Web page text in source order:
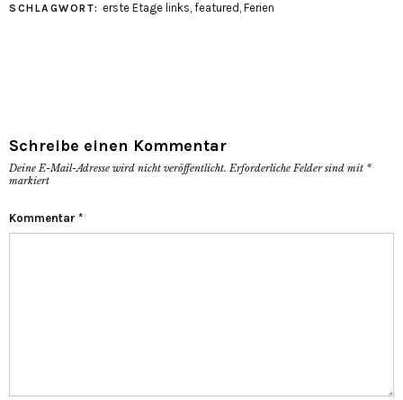
SCHLAGWORT: erste Etage links, featured , Ferien
Schreibe einen Kommentar
Deine E-Mail-Adresse wird nicht veröffentlicht. Erforderliche Felder sind mit *
markiert
Kommentar *